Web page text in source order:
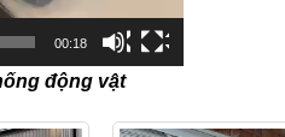
00:18
động vật